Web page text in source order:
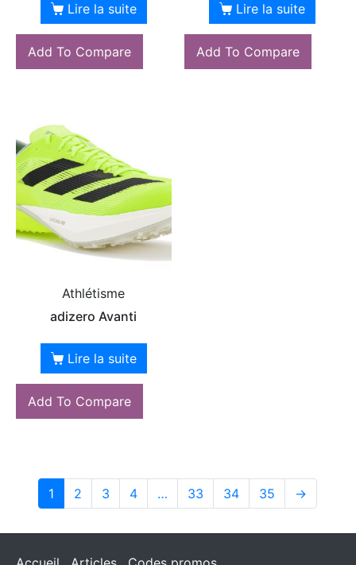
Lire la suite
Add To Compare
Lire la suite
Add To Compare
Athlétisme
adizero Avanti
Lire la suite
Add To Compare
1 2 3 4 … 33 34 35 →